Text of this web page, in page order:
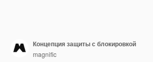
Концепция защиты с блокировкой
magnific